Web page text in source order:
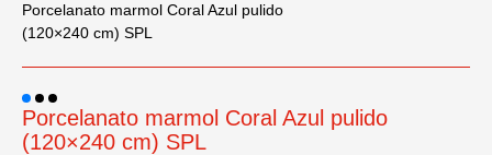
Porcelanato marmol Coral Azul pulido
(120×240 cm) SPL
Porcelanato marmol Coral Azul pulido
(120×240 cm) SPL